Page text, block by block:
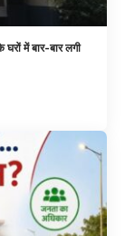
में बार-बार लगी